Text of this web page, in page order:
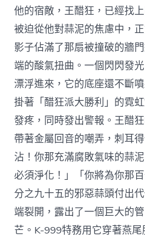
他的宿敵，王醋狂，已經找
被迫從他對蒜泥的焦慮中，
影子佔滿了那扇被撞破的牆
端的酸氣扭曲。一個閃閃發
漂浮進來，它的底座還不斷
掛著「醋狂派大勝利」的霓
發疼，同時發出警報。王醋
帶著金屬回音的嘲弄，刺耳
沾！你那充滿腐敗氣味的蒜
必須淨化！」「你將為你那
分之九十五的邪惡蒜頭付出
端裂開，露出了一個巨大的
芒。K-999特務用它穿著燕